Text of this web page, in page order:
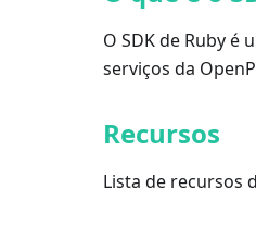
O SDK de Ruby
serviços da
Recursos
Lista de recursos